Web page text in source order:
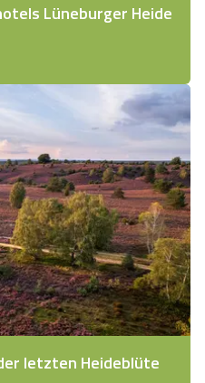
Lüneburger Heide
letzten Heideblüte